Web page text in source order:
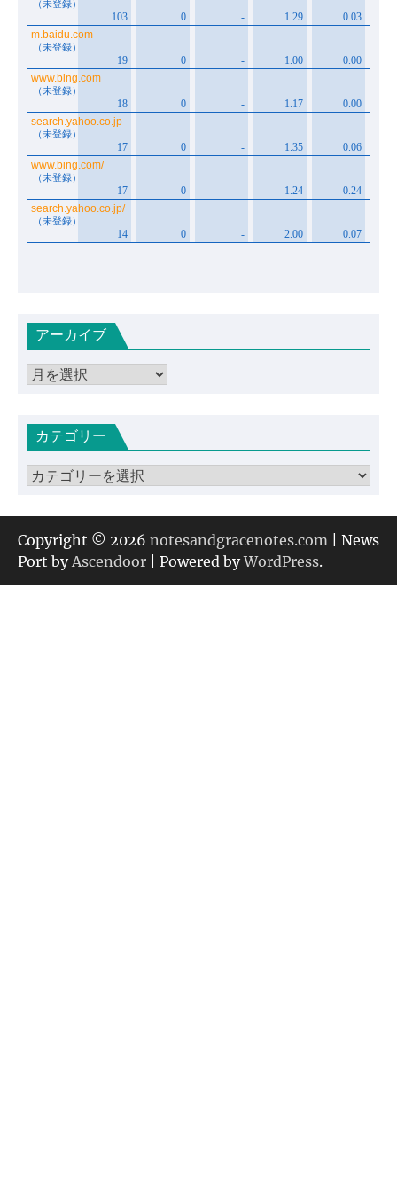
アーカイブ
ア
イカテゴリー
カ
ゴ
リ
ー
Copyright © 2026 notesandgracenotes.com | News
Port byAscendoor | Powered byWordPress.